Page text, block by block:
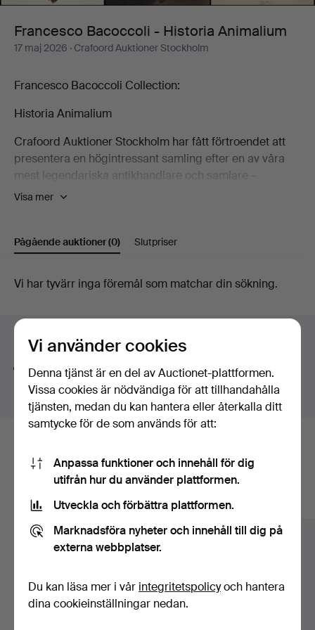
Francesco Bacoccoli - Historia Animalium
17 maj 2026 · Crafoord Auktioner Stockholm
Francesco Bacoccoli Collection:
Historia Animalium
Crafoord Auktioner Stockholm har fått förtroendet att
presentera en högintressant samling efter en av våra
mest legendariska antikhandlare och samlare –
Francesco Bacoccoli. Allt började av en slump 1976,
Francesco Bacoccoli klev in i ett antikvariat på Birger
Jarlsgatan i Stockholm. Böcker fascinerade honom –
som fångade honom, något han inte riktigt kunde
Kort därefter sålde han det vidare för 50 000 kronor.
Det visade sig vara italienskt, från 1500-talet.
Händelsen berättar två saker: Francesco Bacoccoli
hade ett öga för skönhet och kvalitet – och han vågade
satsa.
Hemma i Perugia i Italien hade han träffat Ann från
Surahammar och flyttat efter henne till Sverige.
Under fyra decennier handlade Francesco Bacoccoli
med antikviteter runt om i Europa och Nordamerika och
blev en legend i branschen, med tillträde till de ledande
auktionshusens innersta rum. Alla tycks ha en anekdot
att berätta om honom. I debutboken En bastu i Umbrien
skildrar sonen Tomas familjens flytt till Italien när
gärna bakom solglasögon och hatt, men hade en
gränslös och impulsiv personlighet som gjorde starkt
Visa mer
Pågående auktioner(0) Slutpriser
Pågående
auktioner
Vi har tyvärr inga föremål som matchar din sökning.
Söktips
Vi söker automatiskt delar av ord. Söker du påband
hittar vi ävenarm bandsur.
Här är föremål från vårt arkiv som
matchar din sökning
Visa alla föremål
Vi använder cookies
Denna tjänst är en del av Auctionet-plattformen.
Vissa cookies är nödvändiga för att tillhandahålla
tjänsten, medan du kan hantera eller återkalla ditt
samtycke för de som används för att:
Anpassa funktioner och innehåll för dig
utifrån hur du använder plattformen.
Utveckla och förbättra plattformen.
Marknadsföra nyheter och innehåll till dig på
externa webbplatser.
Du kan läsa mer i vår integritetspolicyoch hantera
dina cookieinställningar nedan.